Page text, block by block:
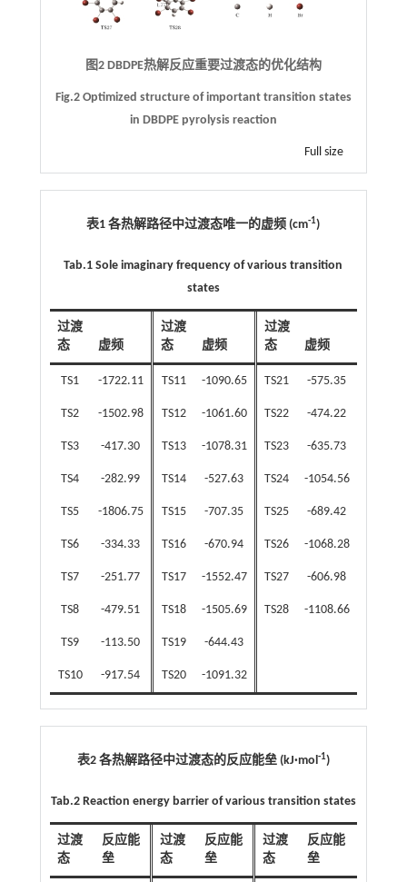
图2 DBDPE热解反应重要过渡态的优化结构
Fig.2 Optimized structure of important transition states
in DBDPE pyrolysis reaction
Full size
表1 各热解路径中过渡态唯一的虚频 (cm-1)
Tab.1 Sole imaginary frequency of various transition
states
过渡
态
虚频
过渡
态
虚频
过渡
态
虚频
TS1 -1722.11 TS11 -1090.65 TS21 -575.35
TS2 -1502.98 TS12 -1061.60 TS22 -474.22
TS3 -417.30 TS13 -1078.31 TS23 -635.73
TS4 -282.99 TS14 -527.63 TS24 -1054.56
TS5 -1806.75 TS15 -707.35 TS25 -689.42
TS6 -334.33 TS16 -670.94 TS26 -1068.28
TS7 -251.77 TS17 -1552.47 TS27 -606.98
TS8 -479.51 TS18 -1505.69 TS28 -1108.66
TS9 -113.50 TS19 -644.43
TS10 -917.54 TS20 -1091.32
表2 各热解路径中过渡态的反应能垒 (kJ·mol -1)
Tab.2 Reaction energy barrier of various transition states
过渡
态
反应能
垒
过渡
态
反应能
垒
过渡
态
反应能
垒